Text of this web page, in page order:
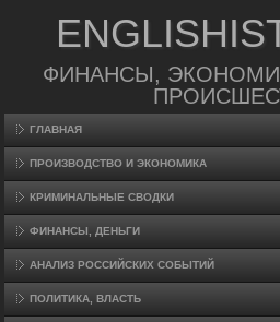
ФИНАНСЫ,
ГЛАВНАЯ
ПРОИЗВΟДСТВО И ЭКОНОМИКА
КРИМИНАЛЬНЫЕ СВОДКИ
ФИНАНСЫ, ДЕНЬГИ
АНАЛИЗ РОССИЙСКИХ СОБЫТИЙ
ПОЛИТИКА, ВЛАСТЬ